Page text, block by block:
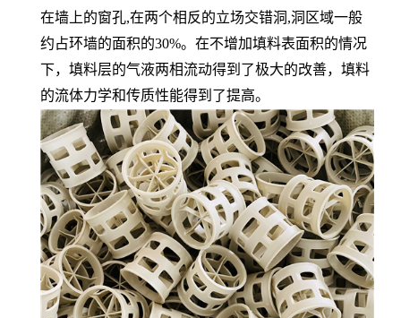
在墙上的窗孔,在两个相反的立场交错洞,洞区域一般
约占环墙的面积的30%。在不增加填料表面积的情况
下，填料层的气液两相流动得到了极大的改善，填料
的流体力学和传质性能得到了提高。